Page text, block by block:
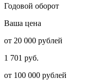
Годовой оборот
Ваша цена
от 20 000 рублей
1 701 руб.
от 100 000 рублей